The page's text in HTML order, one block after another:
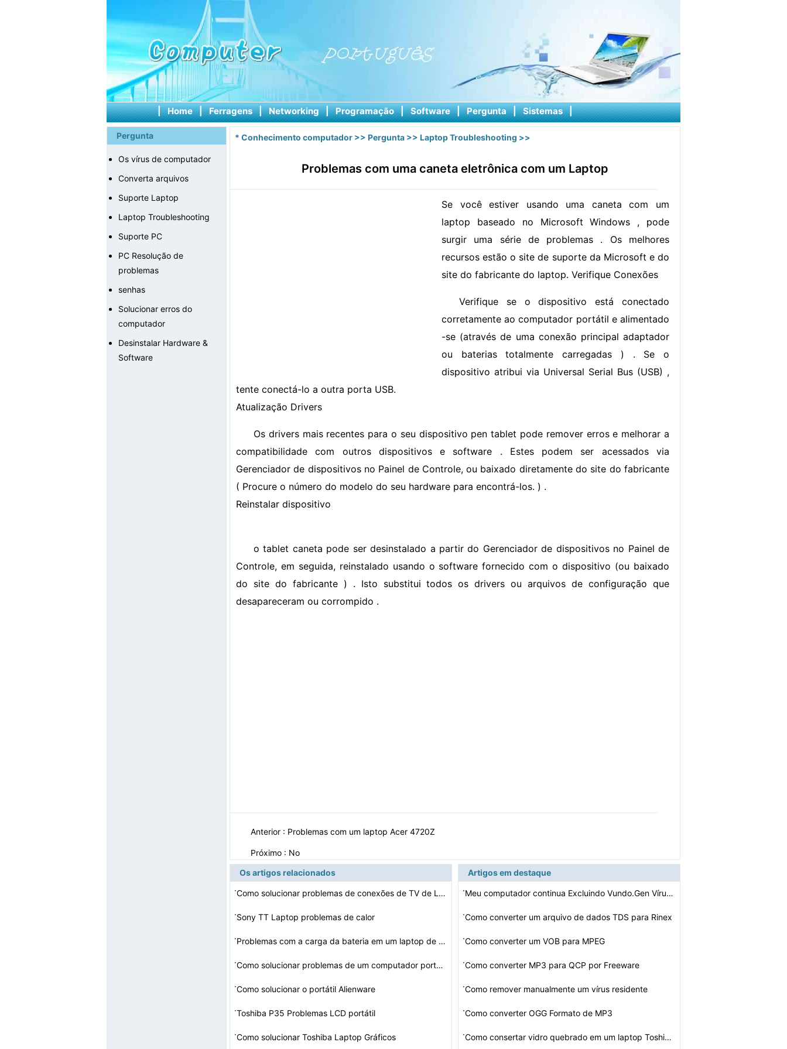
| Home | Ferragens | Networking | Programação | Software | Pergunta | Sistemas |
Pergunta
Os vírus de computador
Converta arquivos
Suporte Laptop
Laptop Troubleshooting
Suporte PC
PC Resolução de
problemas
senhas
Solucionar erros do
computador
Desinstalar Hardware &
Software
* Conhecimento computador >> Pergunta >> Laptop Troubleshooting >>
Problemas com uma caneta eletrônica com um Laptop
Se você estiver usando uma caneta com um
laptop baseado no Microsoft Windows , pode
surgir uma série de problemas . Os melhores
recursos estão o site de suporte da Microsoft e do
site do fabricante do laptop. Verifique Conexões
Verifique se o dispositivo está conectado
corretamente ao computador portátil e alimentado
-se (através de uma conexão principal adaptador
ou baterias totalmente carregadas ) . Se o
dispositivo atribui via Universal Serial Bus (USB) ,
tente conectá-lo a outra porta USB.
Atualização Drivers
Os drivers mais recentes para o seu dispositivo pen tablet pode remover erros e melhorar a
compatibilidade com outros dispositivos e software . Estes podem ser acessados ​​via
Gerenciador de dispositivos no Painel de Controle, ou baixado diretamente do site do fabricante
( Procure o número do modelo do seu hardware para encontrá-los. ) .
Reinstalar dispositivo
o tablet caneta pode ser desinstalado a partir do Gerenciador de dispositivos no Painel de
Controle, em seguida, reinstalado usando o software fornecido com o dispositivo (ou baixado
do site do fabricante ) . Isto substitui todos os drivers ou arquivos de configuração que
desapareceram ou corrompido .
Anterior : Problemas com um laptop Acer 4720Z
Próximo : No
Os artigos relacionados
·
Como solucionar problemas de conexões de TV de LCD a u…
·Sony TT Laptop problemas de calor
· Problemas com a carga da bateria em um laptop de 17 pol…
· Como solucionar problemas de um computador portátil se…
·Como solucionar o portátil Alienware
·Toshiba P35 Problemas LCD portátil
·Como solucionar Toshiba Laptop Gráficos
Artigos em destaque
·
Meu computador continua Excluindo Vundo.Gen Vírus No e…
·Como converter um arquivo de dados TDS para Rinex
·Como converter um VOB para MPEG
·Como converter MP3 para QCP por Freeware
·Como remover manualmente um vírus residente
·Como converter OGG Formato de MP3
· Como consertar vidro quebrado em um laptop Toshiba